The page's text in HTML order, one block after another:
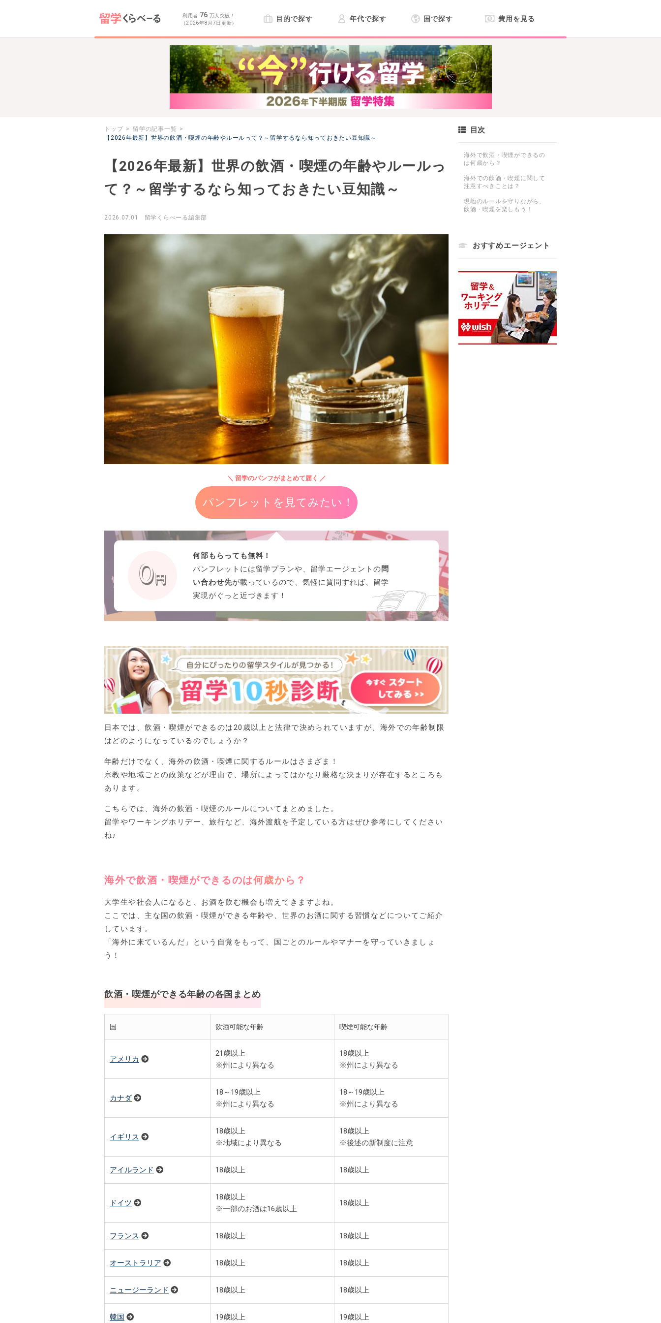
利用者 76 万人突破！
（2026年8月7日更新）
目的で探す 年代で探す 国で探す 費用を見る
トップ
留学の記事一覧
【2026年最新】世界の飲酒・喫煙の年齢やルールって？～留学するなら知っておきたい豆知識～
【2026年最新】世界の飲酒・喫煙の年齢やルールっ
て？～留学するなら知っておきたい豆知識～
2026.07.01 留学くらべーる編集部
＼ 留学のパンフがまとめて届く ／
パンフレットを見てみたい！
何部もらっても無料！
パンフレットには留学プランや、留学エージェントの問
い合わせ先が載っているので、気軽に質問すれば、留学
実現がぐっと近づきます！
日本では、飲酒・喫煙ができるのは20歳以上と法律で決められていますが、海外での年齢制限
はどのようになっているのでしょうか？
年齢だけでなく、海外の飲酒・喫煙に関するルールはさまざま！
宗教や地域ごとの政策などが理由で、場所によってはかなり厳格な決まりが存在するところも
あります。
こちらでは、海外の飲酒・喫煙のルールについてまとめました。
留学やワーキングホリデー、旅行など、海外渡航を予定している方はぜひ参考にしてください
ね♪
海外で飲酒・喫煙ができるのは何歳から？
大学生や社会人になると、お酒を飲む機会も増えてきますよね。
ここでは、主な国の飲酒・喫煙ができる年齢や、世界のお酒に関する習慣などについてご紹介
しています。
「海外に来ているんだ」という自覚をもって、国ごとのルールやマナーを守っていきましょ
う！
飲酒・喫煙ができる年齢の各国まとめ
国 飲酒可能な年齢 喫煙可能な年齢
アメリカ
21歳以上
※州により異なる
18歳以上
※州により異なる
カナダ
18～19歳以上
※州により異なる
18～19歳以上
※州により異なる
イギリス
18歳以上
※地域により異なる
18歳以上
※後述の新制度に注意
アイルランド 18歳以上 18歳以上
ドイツ
18歳以上
※一部のお酒は16歳以上
18歳以上
フランス 18歳以上 18歳以上
オーストラリア 18歳以上 18歳以上
ニュージーランド 18歳以上 18歳以上
韓国 19歳以上 19歳以上
目次
海外で飲酒・喫煙ができるの
は何歳から？
海外での飲酒・喫煙に関して
注意すべきことは？
現地のルールを守りながら、
飲酒・喫煙を楽しもう！
おすすめエージェント